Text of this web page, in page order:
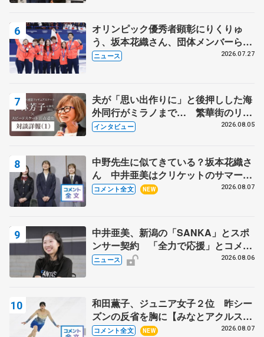
オリンピック優秀者顕彰にりくりゅ
う、坂本花織さん、団体メンバーら
8月7日に文科省が表彰式、ブルーノ・
ニュース 2026.07.27
夫が「思い出作りに」と後押しした海
外同行がミラノまで… 繁華街のリン
クでは不良のお兄さんも味方に 小林
インタビュー 2026.08.05
中野先生に似てきている？坂本花織さ
ん 中井亜美はクリケットのサマーキ
ャンプに 島田麻央はたくさん試合に
コメント全文 NEW 2026.08.07
中井亜美、新潟の「SANKA」とスポ
ンサー契約 「全力で応援」とコメン
ト
ニュース 2026.08.06
和田薫子、ジュニア女子２位 昨シー
ズンの反省を胸に【みなとアクルス杯
フリー】
コメント全文 NEW 2026.08.07